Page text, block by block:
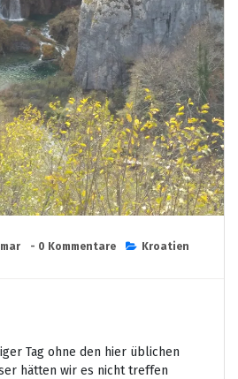
- 0 Kommentare Kroatien
Tag ohne den hier üblichen
hätten wir es nicht treffen